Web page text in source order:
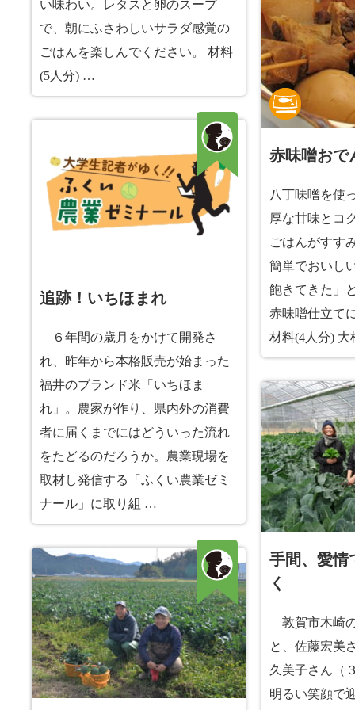
い味わい。レタスと卵のスープ
で、朝にふさわしいサラダ感覚の
ごはんを楽しんでください。 材料
(5人分) …
赤味噌おで
八丁味噌を使
厚な甘味とコ
ごはんがすす
簡単でおいし
飽きてきた」
赤味噌仕立て
材料(4人分)
追跡！いちほまれ
６年間の歳月をかけて開発さ
れ、昨年から本格販売が始まった
福井のブランド米「いちほま
れ」。農家が作り、県内外の消費
者に届くまでにはどういった流れ
をたどるのだろうか。農業現場を
取材し発信する「ふくい農業ゼミ
ナール」に取り組 …
手間、愛情
く
敦賀市木崎
と、佐藤宏美
久美子さん（
明るい笑顔で